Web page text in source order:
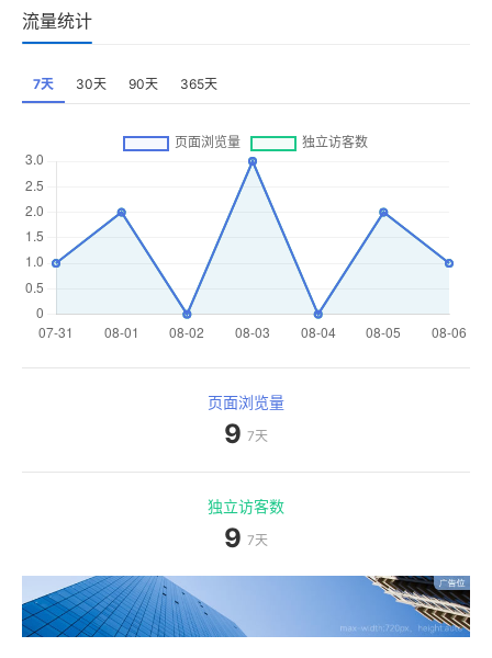
流量统计
7天 30天 90天 365天
页面浏览量
9 7天
独立访客数
9 7天